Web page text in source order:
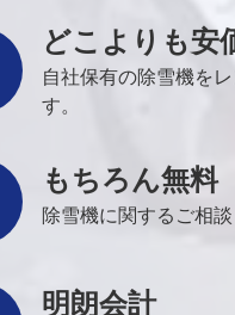
どこよりも安
自社保有の除雪機を
す。
もちろん無料
除雪機に関するご相
明朗会計